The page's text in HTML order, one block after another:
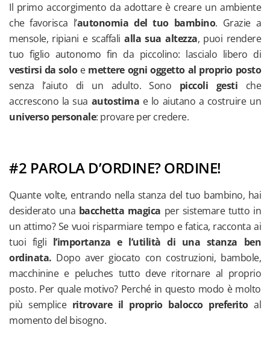
Il primo accorgimento da adottare è creare un ambiente
che favorisca l’autonomia del tuo bambino. Grazie a
mensole, ripiani e scaffali alla sua altezza, puoi rendere
tuo figlio autonomo fin da piccolino: lascialo libero di
vestirsi da soloe mettere ogni oggetto al proprio posto
senza l’aiuto di un adulto. Sono piccoli gesti che
accrescono la sua autostima e lo aiutano a costruire un
universo personale: provare per credere.
#2 PAROLA D’ORDINE? ORDINE!
Quante volte, entrando nella stanza del tuo bambino, hai
desiderato una bacchetta magica per sistemare tutto in
un attimo? Se vuoi risparmiare tempo e fatica, racconta ai
tuoi figli l’importanza e l’utilità di una stanza ben
ordinata. Dopo aver giocato con costruzioni, bambole,
macchinine e peluches tutto deve ritornare al proprio
posto. Per quale motivo? Perché in questo modo è molto
più semplice ritrovare il proprio balocco preferitoal
momento del bisogno.